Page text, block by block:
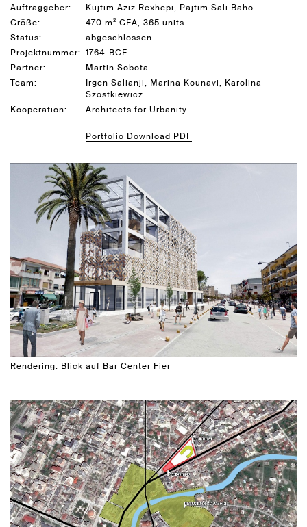
Auftraggeber:
Kujtim Aziz Rexhepi, Pajtim Sali Baho
Größe:
470 m² GFA, 365 units
Status:
abgeschlossen
Projektnummer: 1764-BCF
Partner:
Martin Sobota
Team:
Irgen Salianji, Marina Kounavi, Karolina
Szóstkiewicz
Kooperation:
Architects for Urbanity
Portfolio Download PDF
Rendering: Blick auf Bar Center Fier